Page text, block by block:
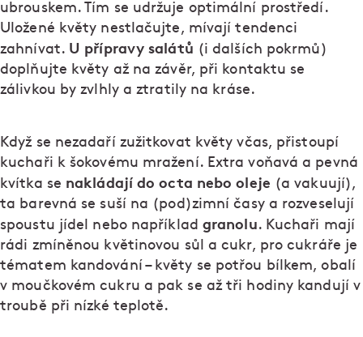
ubrouskem. Tím se udržuje optimální prostředí.
Uložené květy nestlačujte, mívají tendenci
zahnívat. U přípravy salátů (i dalších pokrmů)
doplňujte květy až na závěr, při kontaktu se
zálivkou by zvlhly a ztratily na kráse.
Když se nezadaří zužitkovat květy včas, přistoupí
kuchaři k šokovému mražení. Extra voňavá a pevná
kvítka se nakládají do octa nebo oleje (a vakuují),
ta barevná se suší na (pod)zimní časy a rozveselují
spoustu jídel nebo například granolu. Kuchaři mají
rádi zmíněnou květinovou sůl a cukr, pro cukráře je
tématem kandování – květy se potřou bílkem, obalí
v moučkovém cukru a pak se až tři hodiny kandují v
troubě při nízké teplotě.